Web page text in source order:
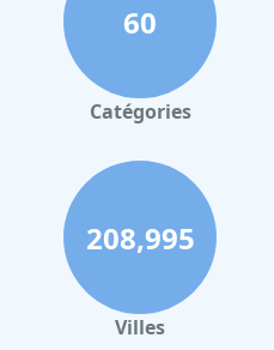
60
Catégories
208,995
Villes